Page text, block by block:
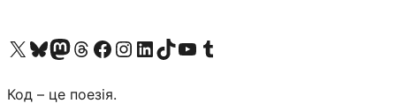
Visit our X (formerly Twitter) account
Visit our Bluesky account
Завітайте до нашої стрічки в Mastodon
Visit our Threads account
Завітайте на нашу сторінку в Facebook
Visit our Instagram account
Visit our LinkedIn account
Visit our TikTok account
Visit our YouTube channel
Visit our Tumblr account
Код – це поезія.